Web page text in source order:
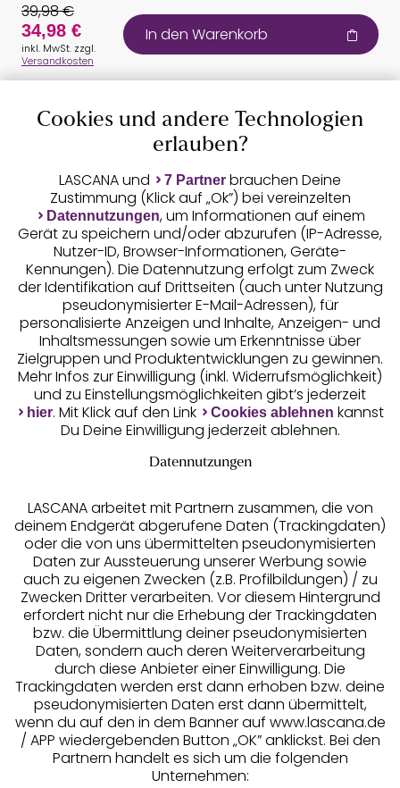
Auszeichnungen
Geprüfte Sicherheit
Unsere Apps
Services
Beratung
Über uns
Rechtliches
39,98 €
34,98 €
inkl. MwSt. zzgl.
Versandkosten
In den Warenkorb
Cookies und andere Technologien
erlauben?
LASCANA und 7 Partner brauchen Deine
Zustimmung (Klick auf „Ok”) bei vereinzelten
Datennutzungen, um Informationen auf einem
Gerät zu speichern und/oder abzurufen (IP-Adresse,
Nutzer-ID, Browser-Informationen, Geräte-
Kennungen). Die Datennutzung erfolgt zum Zweck
der Identifikation auf Drittseiten (auch unter Nutzung
pseudonymisierter E-Mail-Adressen), für
personalisierte Anzeigen und Inhalte, Anzeigen- und
Inhaltsmessungen sowie um Erkenntnisse über
Zielgruppen und Produktentwicklungen zu gewinnen.
Mehr Infos zur Einwilligung (inkl. Widerrufsmöglichkeit)
und zu Einstellungsmöglichkeiten gibt’s jederzeit
hier. Mit Klick auf den Link Cookies ablehnen kannst
Du Deine Einwilligung jederzeit ablehnen.
Datennutzungen
LASCANA arbeitet mit Partnern zusammen, die von
deinem Endgerät abgerufene Daten (Trackingdaten)
oder die von uns übermittelten pseudonymisierten
Daten zur Aussteuerung unserer Werbung sowie
auch zu eigenen Zwecken (z.B. Profilbildungen) / zu
Zwecken Dritter verarbeiten. Vor diesem Hintergrund
erfordert nicht nur die Erhebung der Trackingdaten
bzw. die Übermittlung deiner pseudonymisierten
Daten, sondern auch deren Weiterverarbeitung
durch diese Anbieter einer Einwilligung. Die
Trackingdaten werden erst dann erhoben bzw. deine
pseudonymisierten Daten erst dann übermittelt,
wenn du auf den in dem Banner auf www.lascana.de
/ APP wiedergebenden Button „OK” anklickst. Bei den
Partnern handelt es sich um die folgenden
Unternehmen: